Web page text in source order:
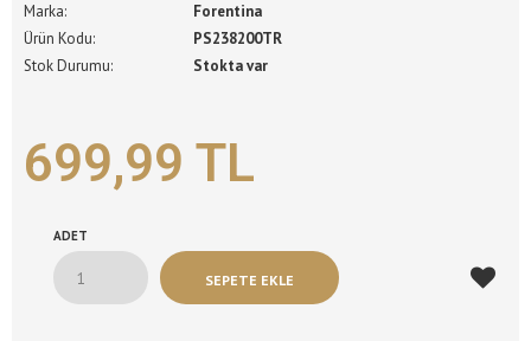
Marka:
Forentina
Ürün Kodu:
PS238200TR
Stok Durumu:
Stokta var
699,99 TL
ADET